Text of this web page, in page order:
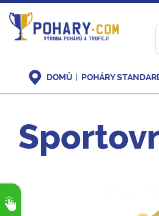
DOMŮ POHÁRY